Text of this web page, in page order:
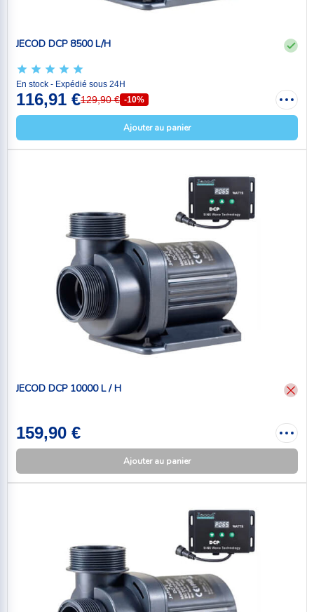
JECOD DCP 8500 L/H
En stock - Expédié sous 24H
116,91 €129,90 € -10%
Ajouter au panier
JECOD DCP 10000 L / H
159,90 €
Ajouter au panier